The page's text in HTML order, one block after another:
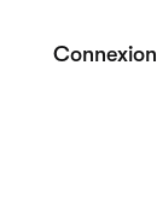
Connexion